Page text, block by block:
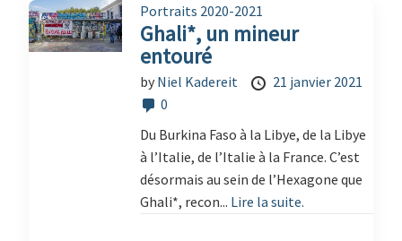
Portraits 2020-2021
Ghali*, un mineur
entouré
by Niel Kadereit
21 janvier 2021
0
Du Burkina Faso à la Libye, de la Libye
à l’Italie, de l’Italie à la France. C’est
désormais au sein de l’Hexagone que
Ghali*, recon... Lire la suite.